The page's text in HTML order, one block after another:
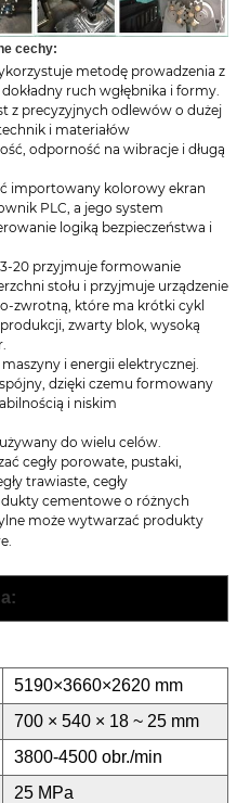
cechy:
metodę prowadzenia z
ruch wgłębnika i formy.
z precyzyjnych odlewów o dużej
i materiałów
odporność na wibracje i długą
importowany kolorowy ekran
PLC, a jego system
logiką bezpieczeństwa i
20 przyjmuje formowanie
stołu i przyjmuje urządzenie
zwrotną, które ma krótki cykl
zwarty blok, wysoką
i energii elektrycznej.
dzięki czemu formowany
i niskim
do wielu celów.
cegły porowate, pustaki,
trawiaste, cegły
cementowe o różnych
może wytwarzać produkty
5190×3660×2620 mm
700 × 540 × 18 ~ 25 mm
3800-4500 obr./min
25 MPa